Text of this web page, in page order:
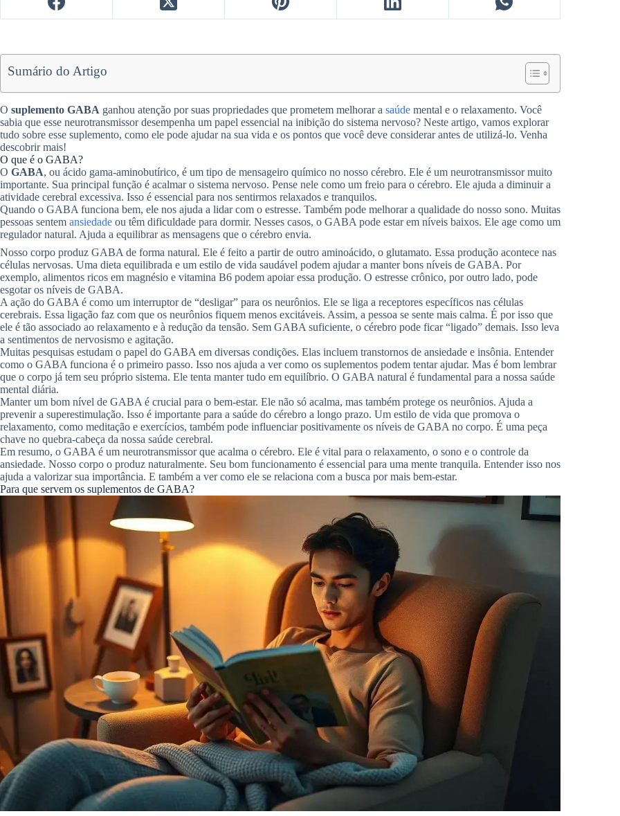
Sumário do Artigo
O suplemento GABA ganhou atenção por suas propriedades que prometem melhorar a saúde mental e o relaxamento. Você
sabia que esse neurotransmissor desempenha um papel essencial na inibição do sistema nervoso? Neste artigo, vamos explorar
tudo sobre esse suplemento, como ele pode ajudar na sua vida e os pontos que você deve considerar antes de utilizá-lo. Venha
descobrir mais!
O que é o GABA?
O GABA, ou ácido gama-aminobutírico, é um tipo de mensageiro químico no nosso cérebro. Ele é um neurotransmissor muito
importante. Sua principal função é acalmar o sistema nervoso. Pense nele como um freio para o cérebro. Ele ajuda a diminuir a
atividade cerebral excessiva. Isso é essencial para nos sentirmos relaxados e tranquilos.
Quando o GABA funciona bem, ele nos ajuda a lidar com o estresse. Também pode melhorar a qualidade do nosso sono. Muitas
pessoas sentem ansiedade ou têm dificuldade para dormir. Nesses casos, o GABA pode estar em níveis baixos. Ele age como um
regulador natural. Ajuda a equilibrar as mensagens que o cérebro envia.
Nosso corpo produz GABA de forma natural. Ele é feito a partir de outro aminoácido, o glutamato. Essa produção acontece nas
células nervosas. Uma dieta equilibrada e um estilo de vida saudável podem ajudar a manter bons níveis de GABA. Por
exemplo, alimentos ricos em magnésio e vitamina B6 podem apoiar essa produção. O estresse crônico, por outro lado, pode
esgotar os níveis de GABA.
A ação do GABA é como um interruptor de “desligar” para os neurônios. Ele se liga a receptores específicos nas células
cerebrais. Essa ligação faz com que os neurônios fiquem menos excitáveis. Assim, a pessoa se sente mais calma. É por isso que
ele é tão associado ao relaxamento e à redução da tensão. Sem GABA suficiente, o cérebro pode ficar “ligado” demais. Isso leva
a sentimentos de nervosismo e agitação.
Muitas pesquisas estudam o papel do GABA em diversas condições. Elas incluem transtornos de ansiedade e insônia. Entender
como o GABA funciona é o primeiro passo. Isso nos ajuda a ver como os suplementos podem tentar ajudar. Mas é bom lembrar
que o corpo já tem seu próprio sistema. Ele tenta manter tudo em equilíbrio. O GABA natural é fundamental para a nossa saúde
mental diária.
Manter um bom nível de GABA é crucial para o bem-estar. Ele não só acalma, mas também protege os neurônios. Ajuda a
prevenir a superestimulação. Isso é importante para a saúde do cérebro a longo prazo. Um estilo de vida que promova o
relaxamento, como meditação e exercícios, também pode influenciar positivamente os níveis de GABA no corpo. É uma peça
chave no quebra-cabeça da nossa saúde cerebral.
Em resumo, o GABA é um neurotransmissor que acalma o cérebro. Ele é vital para o relaxamento, o sono e o controle da
ansiedade. Nosso corpo o produz naturalmente. Seu bom funcionamento é essencial para uma mente tranquila. Entender isso nos
ajuda a valorizar sua importância. E também a ver como ele se relaciona com a busca por mais bem-estar.
Para que servem os suplementos de GABA?